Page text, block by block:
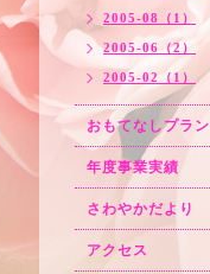
2005-08（1）
2005-06（2）
2005-02（1）
おもてなしプラン
年度事業実績
さわやかだより
アクセス